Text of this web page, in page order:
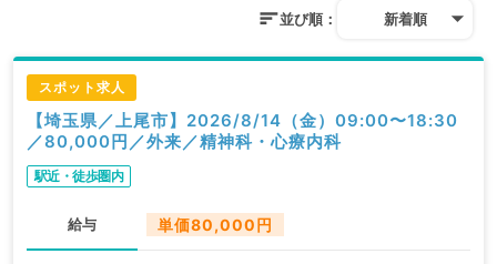
並び順： 新着順
スポット求人
【埼玉県／上尾市】2026/8/14（金）09:00〜18:30
／80,000円／外来／精神科・心療内科
駅近・徒歩圏内
給与 単価80,000円